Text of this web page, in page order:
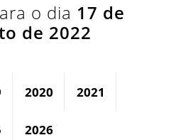
o dia 17 de
de 2022
2020 2021
2026